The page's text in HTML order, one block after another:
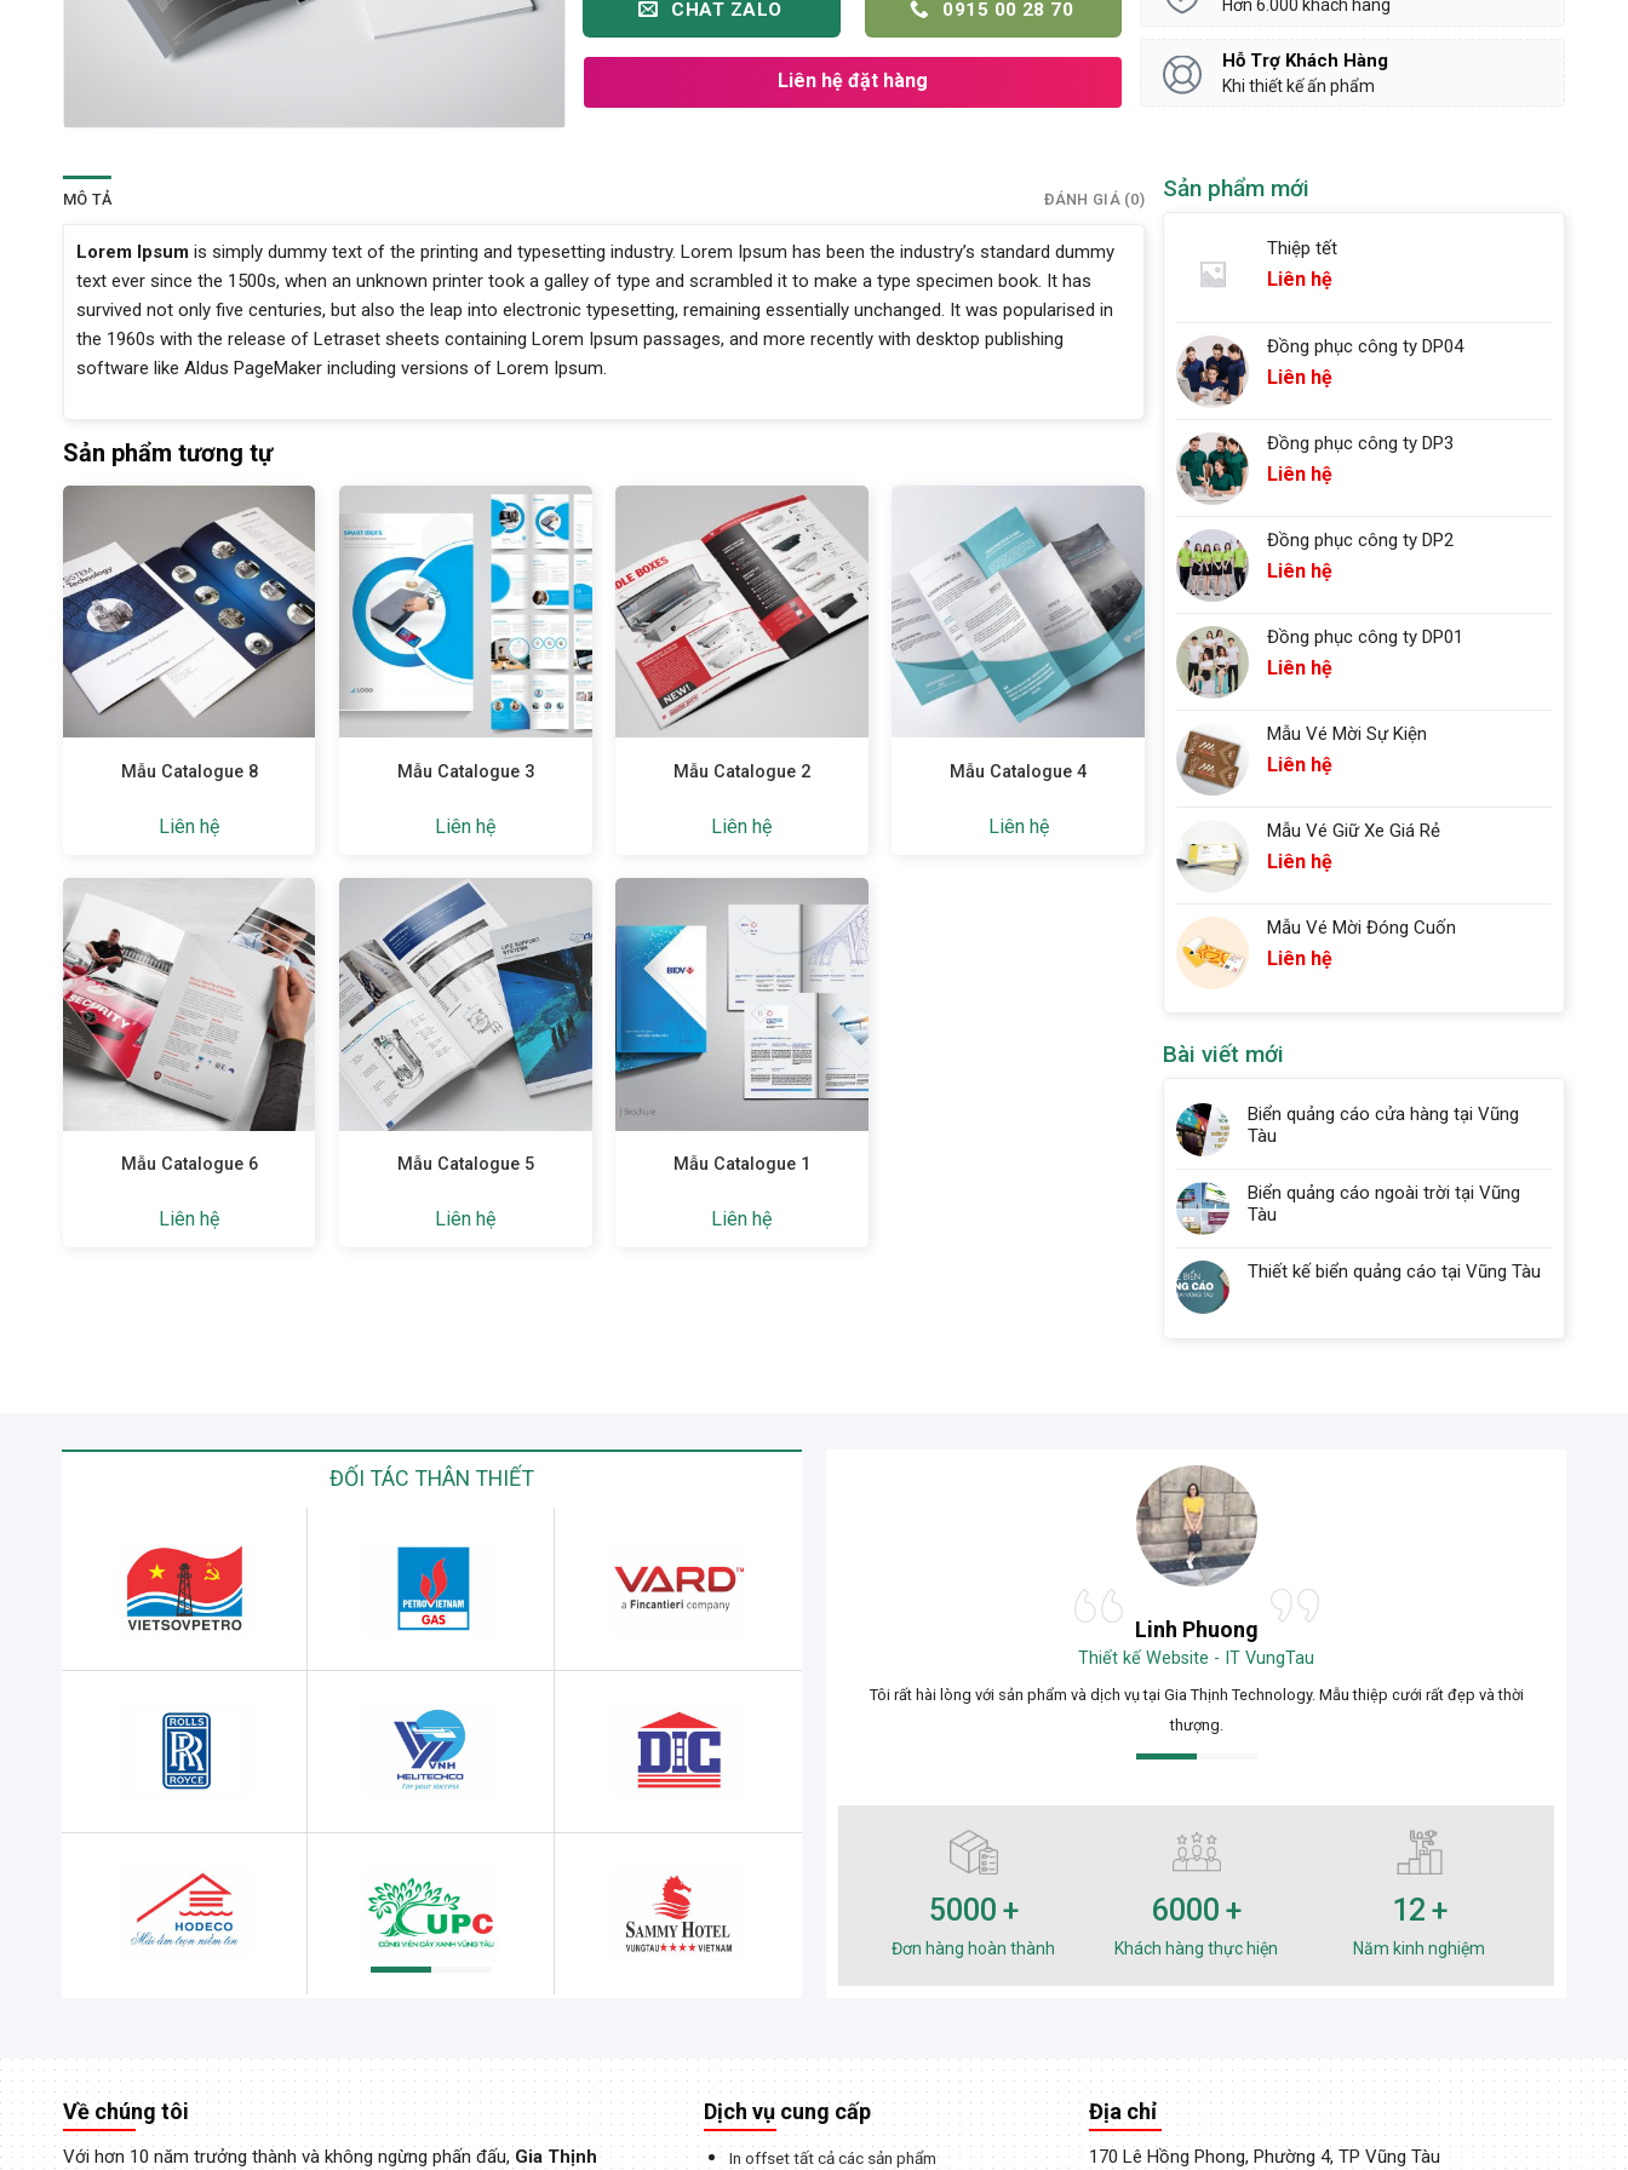
CHAT ZALO 0915 00 28 70
Liên hệ đặt hàng
Hơn 6.000 khách hàng
Hỗ Trợ Khách Hàng
Khi thiết kế ấn phẩm
MÔ TẢ ĐÁNH GIÁ (0)
Lorem Ipsum is simply dummy text of the printing and typesetting industry. Lorem Ipsum has been the industry’s standard dummy
text ever since the 1500s, when an unknown printer took a galley of type and scrambled it to make a type specimen book. It has
survived not only five centuries, but also the leap into electronic typesetting, remaining essentially unchanged. It was popularised in
the 1960s with the release of Letraset sheets containing Lorem Ipsum passages, and more recently with desktop publishing
software like Aldus PageMaker including versions of Lorem Ipsum.
Sản phẩm tương tự
Mẫu Catalogue 8
Liên hệ
Mẫu Catalogue 3
Liên hệ
Mẫu Catalogue 2
Liên hệ
Mẫu Catalogue 4
Liên hệ
Mẫu Catalogue 6
Liên hệ
Mẫu Catalogue 5
Liên hệ
Mẫu Catalogue 1
Liên hệ
Sản phẩm mới
Thiệp tết
Liên hệ
Đồng phục công ty DP04
Liên hệ
Đồng phục công ty DP3
Liên hệ
Đồng phục công ty DP2
Liên hệ
Đồng phục công ty DP01
Liên hệ
Mẫu Vé Mời Sự Kiện
Liên hệ
Mẫu Vé Giữ Xe Giá Rẻ
Liên hệ
Mẫu Vé Mời Đóng Cuốn
Liên hệ
Bài viết mới
Biển quảng cáo cửa hàng tại Vũng
Tàu
Biển quảng cáo ngoài trời tại Vũng
Tàu
Thiết kế biển quảng cáo tại Vũng Tàu
ĐỐI TÁC THÂN THIẾT
Tôi rất hài lòng với sản phẩm và dịch vụ tại Gia Thịnh Technology. Mẫu thiệp cưới rất đẹp và thời
Tuấn Trần
Kinh doanh Nhà hàng
Sản phẩm đẹp, thời gian giao hàng nhanh và dịch vụ chăm sóc khách hàng tốt. Một địa chỉ in ấn
đáng tin cậy tại Vũng Tàu.
5000
Đơn hàng hoàn thành
6000
Khách hàng thực hiện
12
Năm kinh nghiệm
Về chúng tôi
Với hơn 10 năm trưởng thành và không ngừng phấn đấu,Gia Thịnh
Dịch vụ cung cấp
In offset tất cả các sản phẩm
Địa chỉ
170 Lê Hồng Phong, Phường 4, TP Vũng Tàu